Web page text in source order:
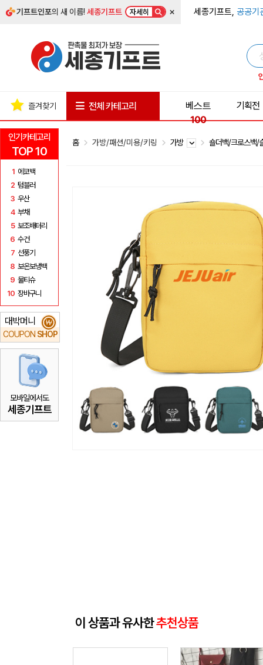
기프트인포의 새 이름!세종기프트 자세히 × 세종기프트, 공공기
인기카테고리
TOP 10
1 에코백
2 텀블러
3 우산
4 부채
5 보조배터리
6 수건
7 선풍기
8 보온보냉백
9 물티슈
10 장바구니
대박머니
COUPON SHOP
₩
모바일에서도
세종기프트
즐겨찾기 전체 카테고리
베스트
100
기획전
홈 가방/패션/미용/키링 가방 숄더백/크로스백/
이 상품과 유사한추천상품